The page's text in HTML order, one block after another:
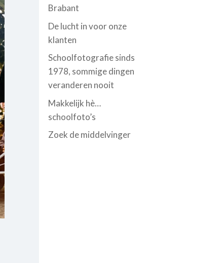
Brabant
De lucht in voor onze
klanten
Schoolfotografie sinds
1978, sommige dingen
veranderen nooit
Makkelijk hè…
schoolfoto’s
Zoek de middelvinger